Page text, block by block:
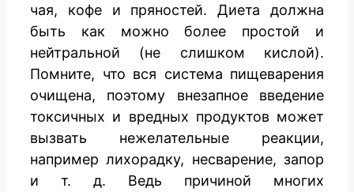
чая, кофе и пряностей. Диета должна
быть как можно более простой и
нейтральной (не слишком кислой).
Помните, что вся система пищеварения
очищена, поэтому внезапное введение
токсичных и вредных продуктов может
вызвать нежелательные реакции,
например лихорадку, несварение, запор
и т. д. Ведь причиной многих